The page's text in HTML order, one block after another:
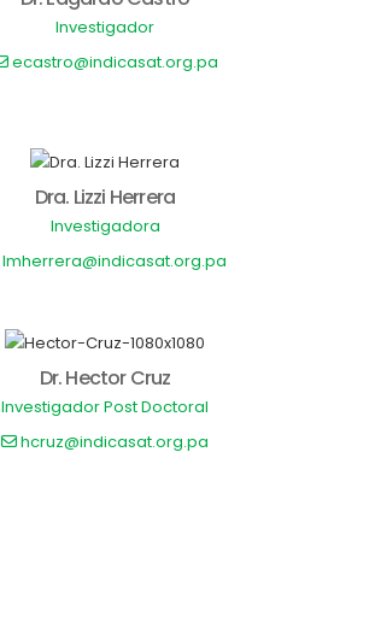
Investigador
ecastro@indicasat.org.pa
Dra. Lizzi Herrera
Investigadora
lmherrera@indicasat.org.pa
Dr. Hector Cruz
Investigador Post Doctoral
hcruz@indicasat.org.pa